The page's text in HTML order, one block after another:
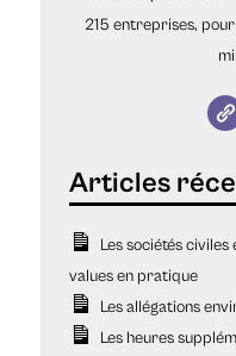
215 entreprises,
Les sociétés
values en pratique
Les allégations
Les heures